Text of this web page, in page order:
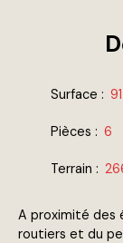
Surface : 91
Pièces : 6
Terrain :
A proximité des
routiers et du